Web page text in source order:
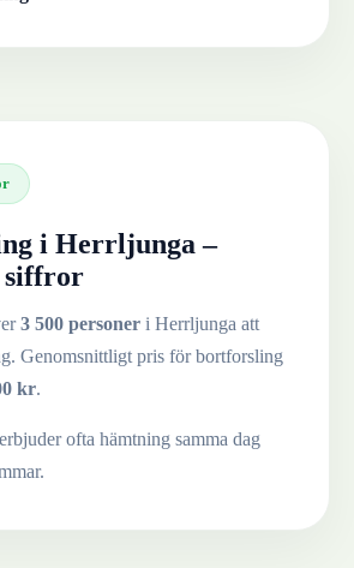
i Herrljunga –
siffror
3 500 personer i Herrljunga att
Genomsnittligt pris för bortforsling
kr.
ofta hämtning samma dag